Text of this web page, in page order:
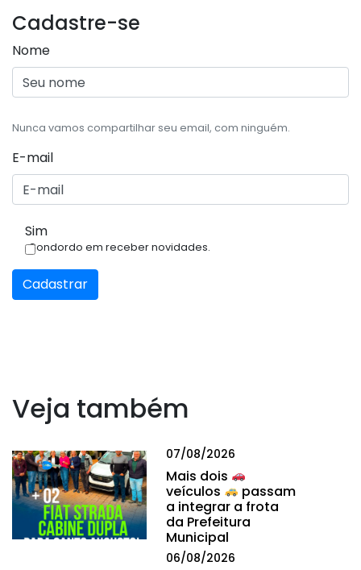
Cadastre-se
Nome
Nunca vamos compartilhar seu email, com ninguém.
E-mail
Sim
Condordo em receber novidades.
Cadastrar
Veja também
07/08/2026
Mais dois
veículos
passam
a integrar a frota
da Prefeitura
Municipal
06/08/2026